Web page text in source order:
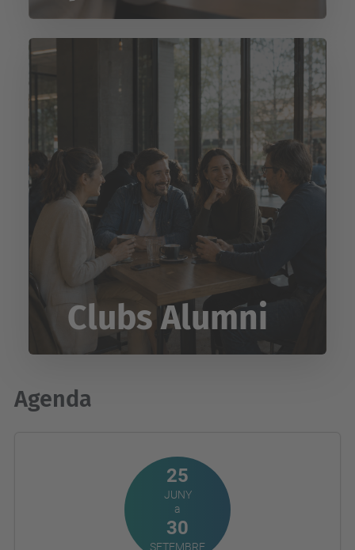
Clubs Alumni
Agenda
25
JUNY
a
30
SETEMBRE